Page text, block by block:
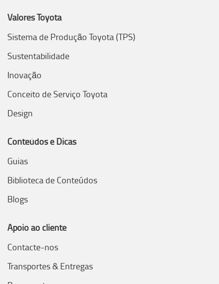
Valores Toyota
Sistema de Produção Toyota (TPS)
Sustentabilidade
Inovação
Conceito de Serviço Toyota
Design
Conteúdos e Dicas
Guias
Biblioteca de Conteúdos
Blogs
Apoio ao cliente
Contacte-nos
Transportes & Entregas